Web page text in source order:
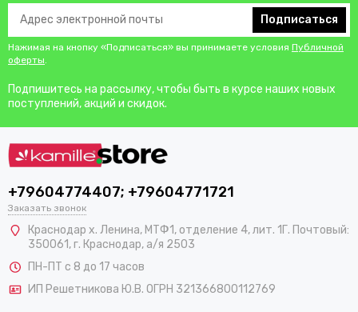
Подписаться
Нажимая на кнопку «Подписаться» вы принимаете условия Публичной
оферты.
Подпишитесь на рассылку, чтобы быть в курсе наших новых
поступлений, акций и скидок.
+79604774407; +79604771721
Заказать звонок
Краснодар х. Ленина, МТФ1, отделение 4, лит. 1Г. Почтовый:
350061, г. Краснодар, а/я 2503
ПН-ПТ с 8 до 17 часов
ИП Решетникова Ю.В. ОГРН 321366800112769